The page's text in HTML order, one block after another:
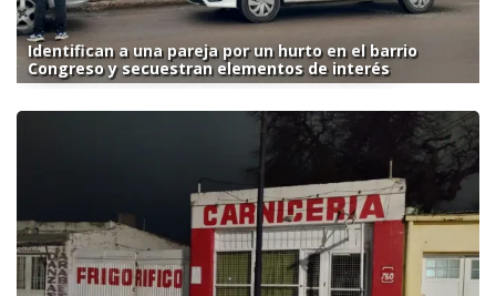
Identifican a una pareja por un hurto en el barrio
Congreso y secuestran elementos de interés